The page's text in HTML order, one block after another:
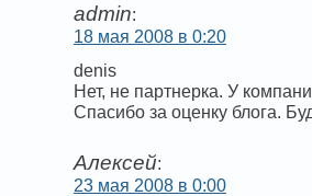
admin:
18 мая 2008 в 0:20
denis
Нет, не партнерка. У
Спасибо за оценку блога.
Алексей:
23 мая 2008 в 0:00